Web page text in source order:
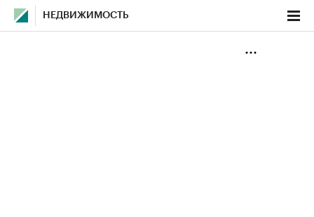
НЕДВИЖИМОСТЬ